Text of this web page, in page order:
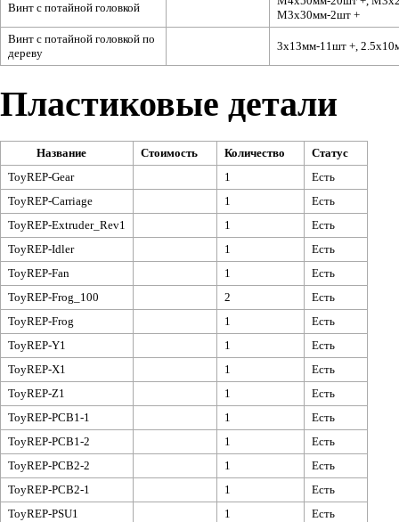
Винт с потайной головкой
М3х30мм-2шт +
Винт с потайной головкой по
дереву
3х13мм-11шт +,
Пластиковые детали
Название Стоимость Количество
Статус
ToyREP-Gear
1
Есть
ToyREP-Carriage
1
Есть
ToyREP-Extruder_Rev1
1
Есть
ToyREP-Idler
1
Есть
ToyREP-Fan
1
Есть
ToyREP-Frog_100
2
Есть
ToyREP-Frog
1
Есть
ToyREP-Y1
1
Есть
ToyREP-X1
1
Есть
ToyREP-Z1
1
Есть
ToyREP-PCB1-1
1
Есть
ToyREP-PCB1-2
1
Есть
ToyREP-PCB2-2
1
Есть
ToyREP-PCB2-1
1
Есть
ToyREP-PSU1
1
Есть